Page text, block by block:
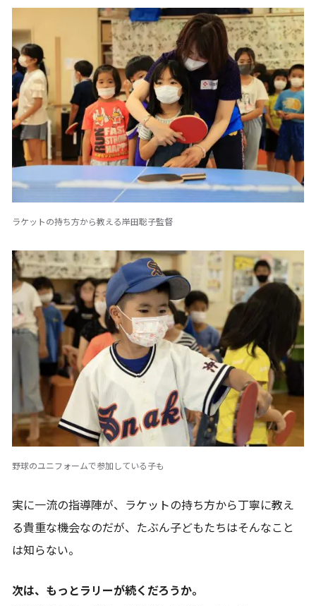
ラケットの持ち方から教える岸田聡子監督
野球のユニフォームで参加している子も
実に一流の指導陣が、ラケットの持ち方から丁寧に教え
る貴重な機会なのだが、たぶん子どもたちはそんなこと
は知らない。
次は、もっとラリーが続くだろうか。